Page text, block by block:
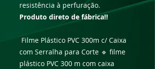
resistência à perfuração.
Produto direto de fábrica!!
Filme Plástico PVC 300m c/ Caixa
com Serralha para Corte 🔹 filme
plástico PVC 300 m com caixa